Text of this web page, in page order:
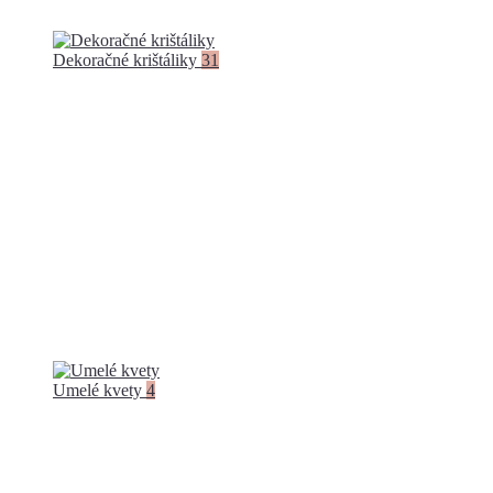
Dekoračné krištáliky 31
Umelé kvety 4